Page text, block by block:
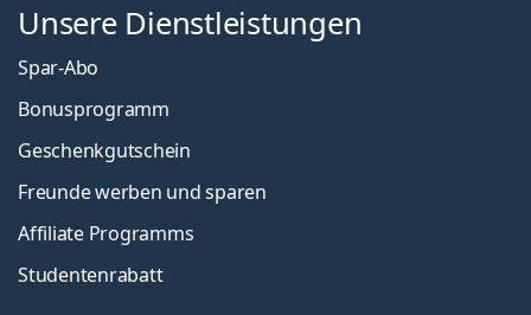
Unsere Dienstleistungen
Spar-Abo
Bonusprogramm
Geschenkgutschein
Freunde werben und sparen
Affiliate Programms
Studentenrabatt